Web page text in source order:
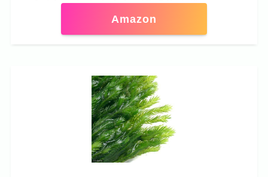
Amazon